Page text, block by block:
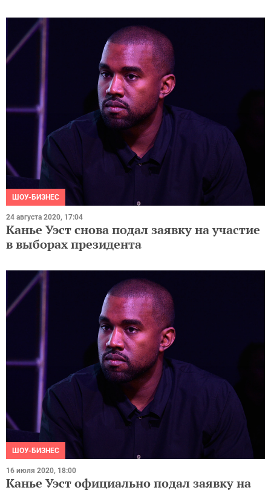
ШОУ-БИЗНЕС
24 августа 2020, 17:04
Канье Уэст снова подал заявку на участие
в выборах президента
ШОУ-БИЗНЕС
16 июля 2020, 18:00
Канье Уэст официально подал заявку на